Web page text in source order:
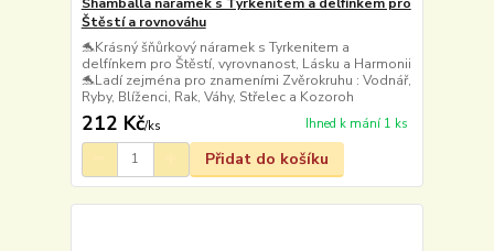
Štěstí a rovnováhu
🐬Krásný šňůrkový náramek s Tyrkenitem a
delfínkem pro Štěstí, vyrovnanost, Lásku a Harmonii
🐬Ladí zejména pro znameními Zvěrokruhu : Vodnář,
Ryby, Blíženci, Rak, Váhy, Střelec a Kozoroh
212 Kč/ks Ihned k mání 1 ks
Přidat do košíku